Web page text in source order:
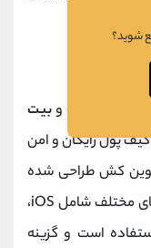
بیت
پول رایگان و امن
کش طراحی شده
است. این کیف پول روی سیستم عامل ‌های مختلف شامل iOS،
است و گزینه
شوید؟